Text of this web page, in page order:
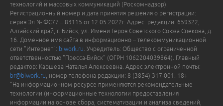
технологий и массовых коммуникаций (Роскомнадзор).
Регистрационный номер и дата принятия решения о регистрации:
серия Эл № ФС77 – 83115 от 12.05.2022г. Адрес: редакции: 659322,
Алтайский край, г. Бийск, ул. Имени Героя Советского Союза Спекова, д.
16. Доменное имя сайта в информационно – телекоммуникационной
сети "Интернет": biwork.ru . Учредитель: Общество с ограниченной
ответственностью "Пресса-Бийск" (ОГРН 1062204039864). Главный
редактор: Каршева Наталья Алексеевна. Адрес электронной почты:
br@biwork.ru , номер телефона редакции: 8 (3854) 317-001. 18+
"На информационном ресурсе применяются рекомендательные
технологии (информационные технологии предоставления
информации на основе сбора, систематизации и анализа сведений,